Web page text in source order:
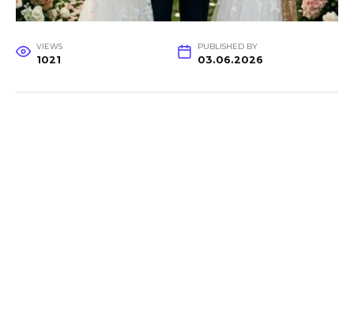
VIEWS
1021
PUBLISHED BY
03.06.2026